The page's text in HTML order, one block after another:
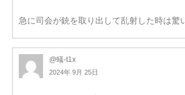
急に司会が銃を取り出して乱射した時は驚
@蟻-t1x
2024年 9月 25日